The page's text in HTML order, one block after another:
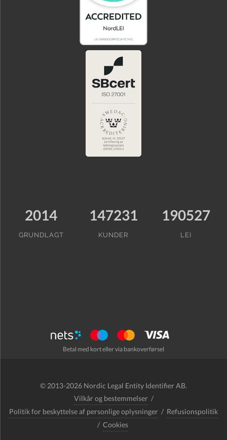
2014
GRUNDLAGT
147231
KUNDER
190527
LEI
Betal med kort eller via bankoverførsel
© 2013-2026 Nordic Legal Entity Identifier AB.
Vilkår og bestemmelser /
Politik for beskyttelse af personlige oplysninger / Refusionspolitik
/ Cookies